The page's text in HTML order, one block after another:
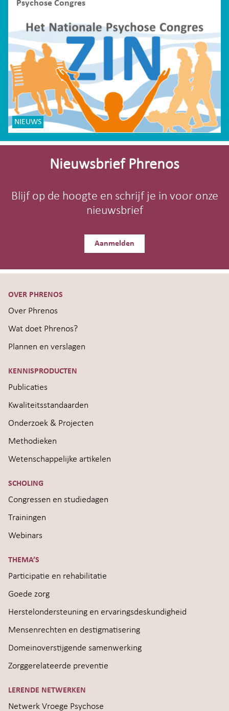
Psychose Congres
NIEUWS
Site-
Nieuwsbrief Phrenos
Blijf op de hoogte en schrijf je in voor onze
nieuwsbrief
Aanmelden
OVER PHRENOS
Over Phrenos
Wat doet Phrenos?
Plannen en verslagen
KENNISPRODUCTEN
Publicaties
Kwaliteitsstandaarden
Onderzoek & Projecten
Methodieken
Wetenschappelijke artikelen
SCHOLING
Congressen en studiedagen
Trainingen
Webinars
THEMA’S
Participatie en rehabilitatie
Goede zorg
Herstelondersteuning en ervaringsdeskundigheid
Mensenrechten en destigmatisering
Domeinoverstijgende samenwerking
Zorggerelateerde preventie
LERENDE NETWERKEN
Netwerk Vroege Psychose